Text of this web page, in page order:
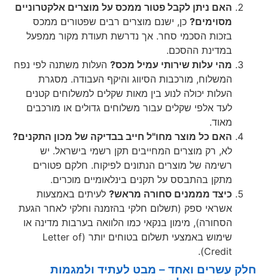
האם ניתן לקבל פטור ממכס על מוצרים אלקטרוניים
מסוימים? כן, ישנם מוצרים רבים שפטורים ממכס
בזכות הסכמי סחר. אך נדרשת תעודת מקור ממפעל
במדינת ההסכם.
מהי עלות שירותי עמיל מכס? העלות משתנה לפי נפח
המשלוח, מורכבות הסיווג והיקף העבודה. מסגרת
העלות יכולה לנוע בין מאות שקלים למשלוחים קטנים
לעד אלפי שקלים עבור משלוחים גדולים או מורכבים
מאוד.
האם כל מוצר מחו"ל חייב בבדיקה של מכון התקנים?
לא, רק מוצרים המחייבים תקן רשמי בישראל. יש
רשימה של מוצרים הנתונים לפיקוח. חלקם פטורים
מתקן בהתבסס על תקנים בינלאומיים מוכרים.
כיצד מממנים סחורה מראש? לעיתים באמצעות
אשראי ספק (תשלום חלקי בהזמנה וחלקי לאחר הגעת
הסחורה), מימון בנקאי כמו הלוואה בערבות מדינה או
שימוש באמצעי תשלום בטוחים יותר (Letter of
Credit).
חלק עשרים ואחד – מבט לעתיד ולמגמות